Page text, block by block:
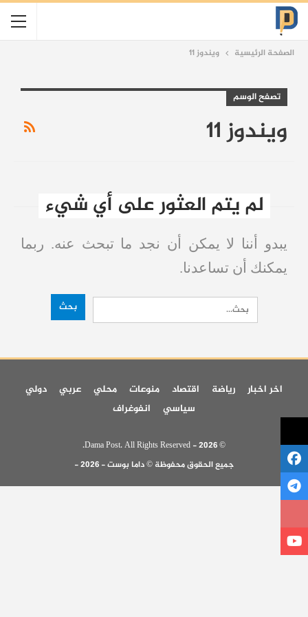
الصفحة الرئيسية ويندوز 11
تصفح الوسم
ويندوز 11
لم يتم العثور على أي شيء
يبدو أننا لا يمكن أن نجد ما تبحث عنه. ربما
يمكنك أن تساعدنا.
اخر اخبار رياضة اقتصاد منوعات محلي عربي
دولي
سياسي
انفوغراف
© 2026 - Dama Post. All Rights Reserved.
جميع الحقوق محفوظة © داما بوست - 2026 -